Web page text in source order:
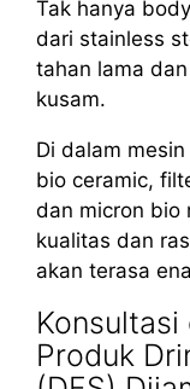
Tak hanya
dari stainless
tahan lama
kusam.
Di dalam
bio ceramic,
dan micron bio
kualitas dan
akan terasa
Konsultasi
Produk